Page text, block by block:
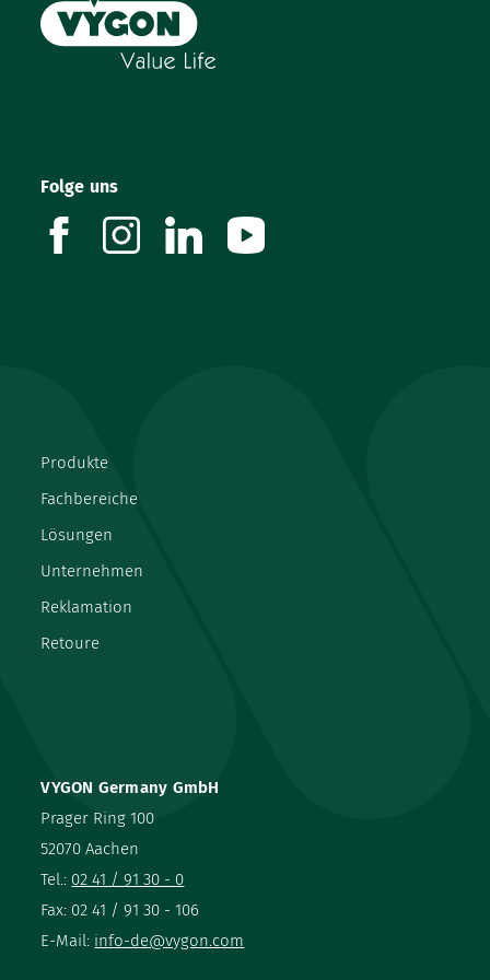
VYGON Germany GmbH
Prager Ring 100
52070 Aachen
Tel.: 02 41 / 91 30 - 0
Fax: 02 41 / 91 30 - 106
E-Mail: info-de@vygon.com
Produkte
Fachbereiche
Lösungen
Unternehmen
Reklamation
Retoure
Folge uns